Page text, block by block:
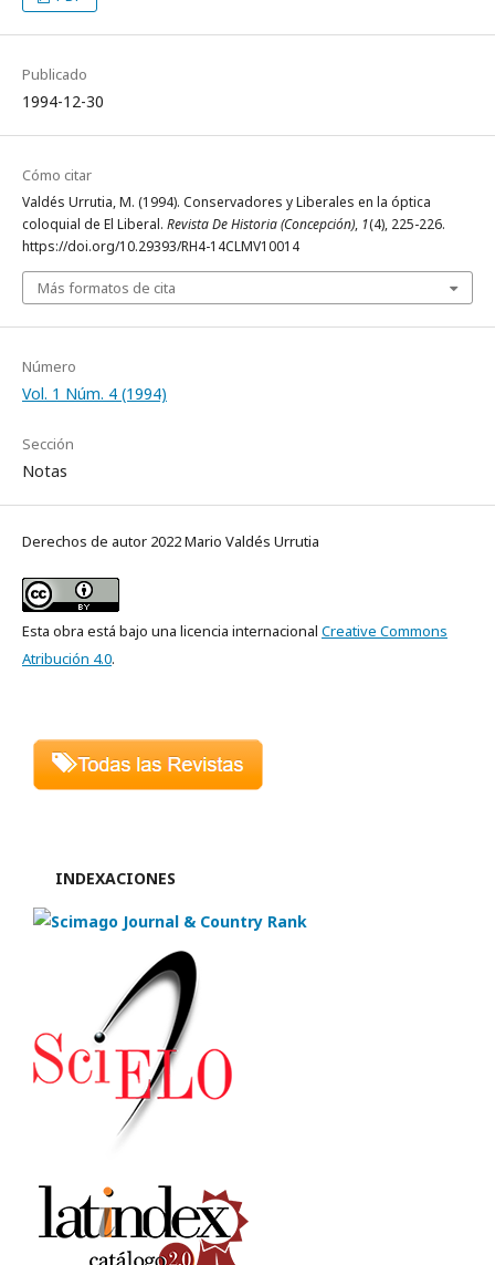
Publicado
1994-12-30
Cómo citar
Valdés Urrutia, M. (1994). Conservadores y Liberales en la óptica
coloquial de El Liberal. Revista De Historia (Concepción), 1(4), 225-226.
https://doi.org/10.29393/RH4-14CLMV10014
Más formatos de cita
Número
Vol. 1 Núm. 4 (1994)
Sección
Notas
Derechos de autor 2022 Mario Valdés Urrutia
Esta obra está bajo una licencia internacional Creative Commons
Atribución 4.0.
INDEXACIONES